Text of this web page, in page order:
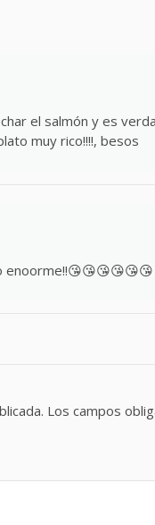
el salmón y es
muy rico!!!!, besos
enoorme!!😘😘😘😘😘😘
Los campos